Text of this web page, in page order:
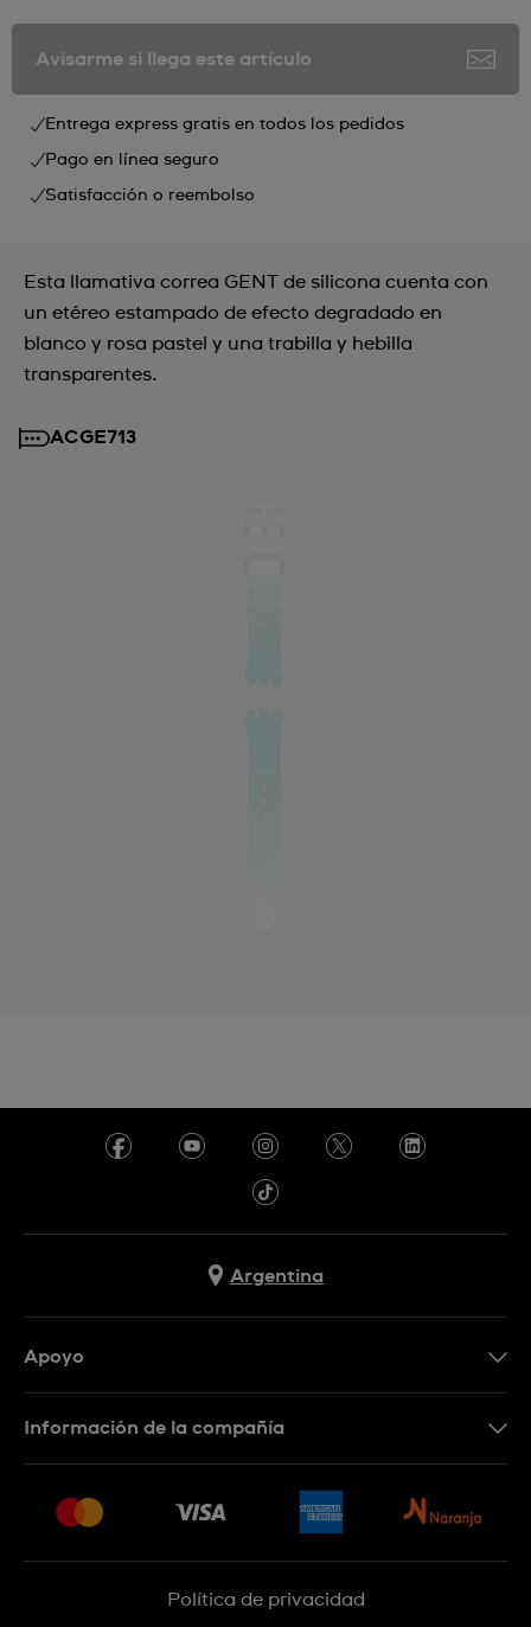
Avisarme si llega este artículo
Entrega express gratis en todos los pedidos
Pago en línea seguro
Satisfacción o reembolso
Esta llamativa correa GENT de silicona cuenta con
un etéreo estampado de efecto degradado en
blanco y rosa pastel y una trabilla y hebilla
transparentes.
ACGE713
Argentina
Apoyo
Información de la compañía
Empleo
Sitemap
Política de privacidad